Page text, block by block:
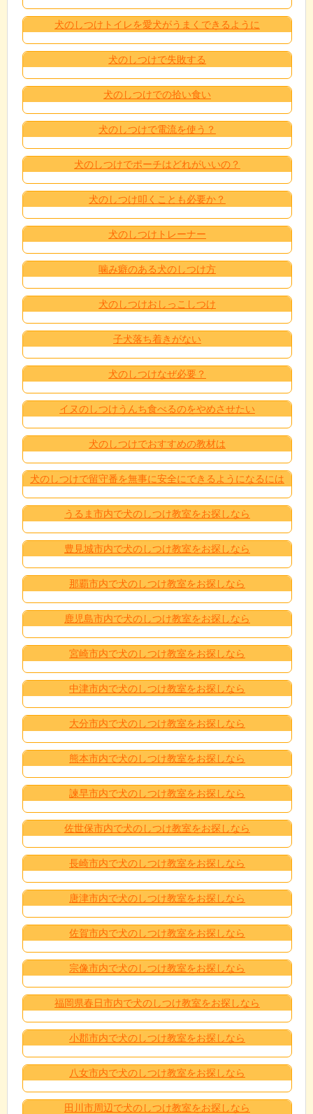
犬のしつけトイレを愛犬がうまくできるように
犬のしつけで失敗する
犬のしつけでの拾い食い
犬のしつけで電流を使う？
犬のしつけでポーチはどれがいいの？
犬のしつけ叩くことも必要か？
犬のしつけトレーナー
噛み癖のある犬のしつけ方
犬のしつけおしっこしつけ
子犬落ち着きがない
犬のしつけなぜ必要？
イヌのしつけうんち食べるのをやめさせたい
犬のしつけでおすすめの教材は
犬のしつけで留守番を無事に安全にできるようになるには
うるま市内で犬のしつけ教室をお探しなら
豊見城市内で犬のしつけ教室をお探しなら
那覇市内で犬のしつけ教室をお探しなら
鹿児島市内で犬のしつけ教室をお探しなら
宮崎市内で犬のしつけ教室をお探しなら
中津市内で犬のしつけ教室をお探しなら
大分市内で犬のしつけ教室をお探しなら
熊本市内で犬のしつけ教室をお探しなら
諫早市内で犬のしつけ教室をお探しなら
佐世保市内で犬のしつけ教室をお探しなら
長崎市内で犬のしつけ教室をお探しなら
唐津市内で犬のしつけ教室をお探しなら
佐賀市内で犬のしつけ教室をお探しなら
宗像市内で犬のしつけ教室をお探しなら
福岡県春日市内で犬のしつけ教室をお探しなら
小郡市内で犬のしつけ教室をお探しなら
八女市内で犬のしつけ教室をお探しなら
田川市周辺で犬のしつけ教室をお探しなら